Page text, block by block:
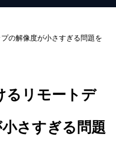
の解像度が小さすぎる問題を
るリモートデ
さすぎる問題